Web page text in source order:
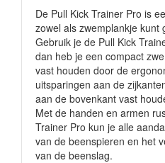
De Pull Kick Trainer Pro is
zowel als zwemplankje kunt
Gebruik je de Pull Kick
dan heb je een compact
vast houden door de
uitsparingen aan de
aan de bovenkant vast
Met de handen en armen
Trainer Pro kun je alle
van de beenspieren en het
van de beenslag.